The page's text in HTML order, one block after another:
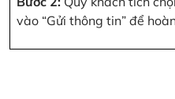
vào “Gửi thông tin” để